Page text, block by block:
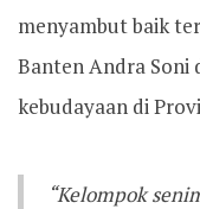
menyambut baik
Banten Andra Soni
kebudayaan di
“Kelompok